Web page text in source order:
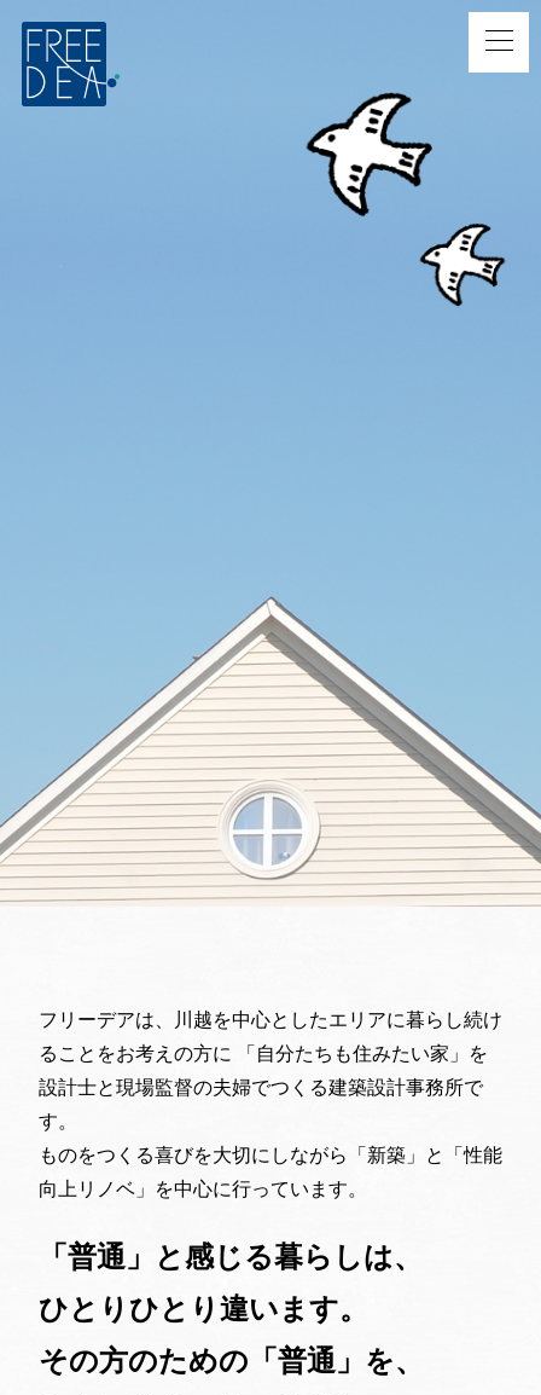
フリーデアは、川越を中心としたエリアに暮らし続け
ることをお考えの方に
「自分たちも住みたい家」を
設計士と現場監督の夫婦でつくる建築設計事務所で
す。
ものをつくる喜びを大切にしながら「新築」と「性能
向上リノベ」を中心に行っています。
「普通」と感じる暮らしは、
ひとりひとり違います。
その方のための「普通」を、